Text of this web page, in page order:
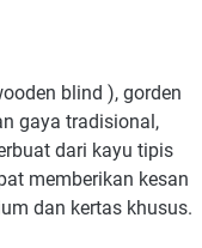
blind ), gorden
gaya tradisional,
dari kayu tipis
memberikan kesan
dan kertas khusus.